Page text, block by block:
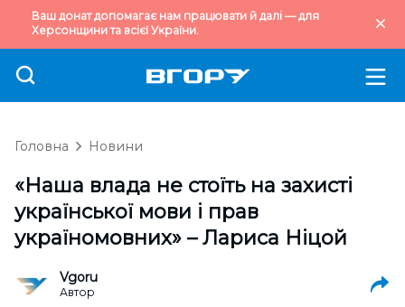
Ваш донат допомагає нам працювати й далі — для
Херсонщини та всієї України.
Головна Новини
«Наша влада не стоїть на захисті
української мови і прав
україномовних» – Лариса Ніцой
Vgoru
Автор